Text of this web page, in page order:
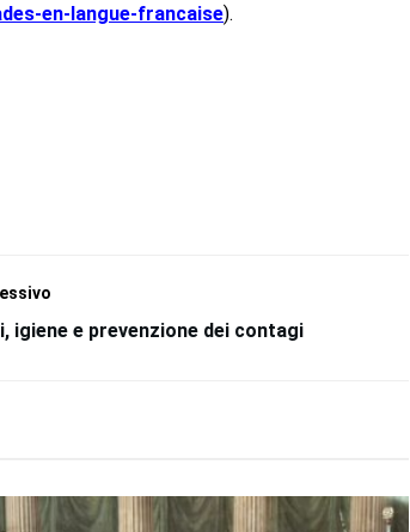
en-langue-francaise).
igiene e prevenzione dei contagi